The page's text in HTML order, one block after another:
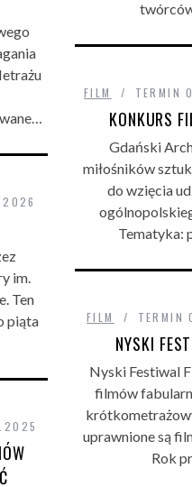
FILM TERMIN
KONKURS
Gdański
miłośników
do wzięcia
Tematyka:
im.
Ten
piąta
FILM TERMIN
NYSKI
Nyski Festiwal
filmów
uprawnione są
Rok